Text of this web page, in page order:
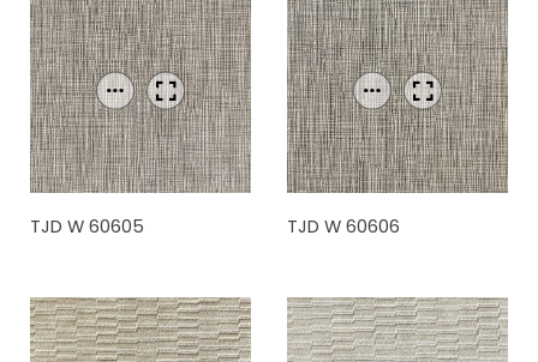
TJD W 60605 TJD W 60606